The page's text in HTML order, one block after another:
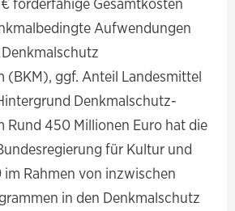
Aufwendungen
(BKM), ggf. Anteil Landesmittel
Denkmalschutz-
Rund 450 Millionen Euro hat die
für Kultur und
Rahmen von inzwischen
in den Denkmalschutz